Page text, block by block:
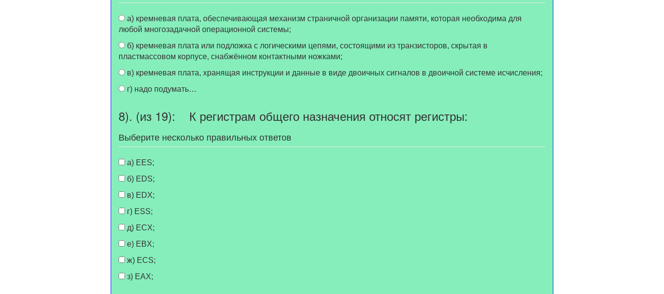
любой многозадачной операционной системы;
пластмассовом корпусе, снабжённом контактными ножками;
в) кремневая плата, хранящая инструкции и данные в виде двоичных сигналов в двоичной системе исчисления;
г) надо подумать…
8). (из 19): К регистрам общего назначения относят регистры:
Выберите несколько правильных ответов
а) EES;
б) EDS;
в) EDX;
г) ESS;
д) ECX;
е) EBX;
ж) ECS;
з) EAX;